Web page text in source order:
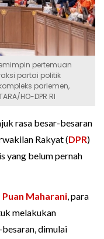
pertemuan
partai politik
parlemen,
HO-DPR RI
rasa besar-besaran
Rakyat (DPR)
yang belum pernah
Puan Maharani, para
melakukan
dimulai